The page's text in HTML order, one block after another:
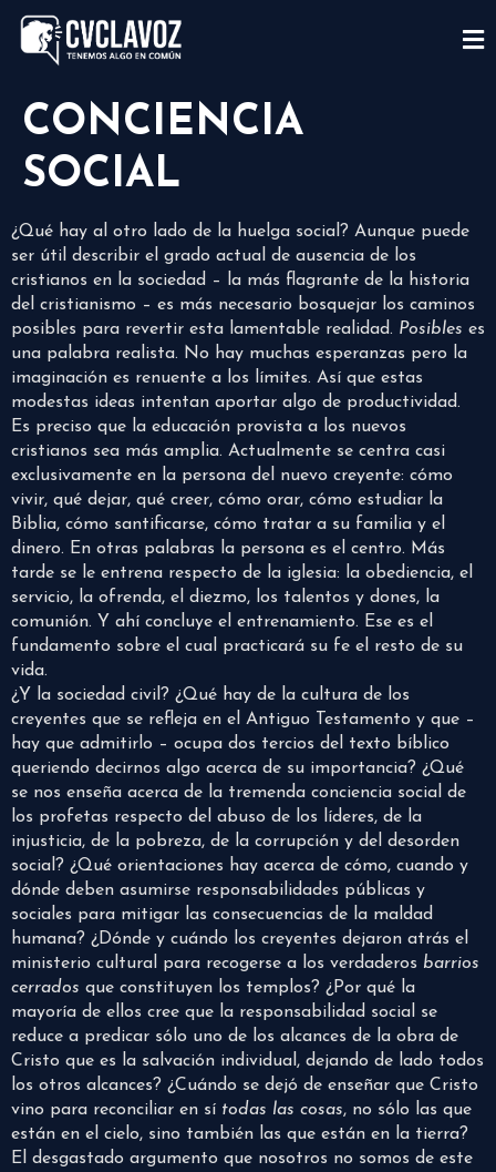
CONCIENCIA
SOCIAL
¿Qué hay al otro lado de la huelga social? Aunque puede
ser útil describir el grado actual de ausencia de los
cristianos en la sociedad – la más flagrante de la historia
del cristianismo – es más necesario bosquejar los caminos
posibles para revertir esta lamentable realidad. Posibles es
una palabra realista. No hay muchas esperanzas pero la
imaginación es renuente a los límites. Así que estas
modestas ideas intentan aportar algo de productividad.
Es preciso que la educación provista a los nuevos
cristianos sea más amplia. Actualmente se centra casi
exclusivamente en la persona del nuevo creyente: cómo
vivir, qué dejar, qué creer, cómo orar, cómo estudiar la
Biblia, cómo santificarse, cómo tratar a su familia y el
dinero. En otras palabras la persona es el centro. Más
tarde se le entrena respecto de la iglesia: la obediencia, el
servicio, la ofrenda, el diezmo, los talentos y dones, la
comunión. Y ahí concluye el entrenamiento. Ese es el
fundamento sobre el cual practicará su fe el resto de su
vida.
¿Y la sociedad civil? ¿Qué hay de la cultura de los
creyentes que se refleja en el Antiguo Testamento y que –
hay que admitirlo – ocupa dos tercios del texto bíblico
queriendo decirnos algo acerca de su importancia? ¿Qué
se nos enseña acerca de la tremenda conciencia social de
los profetas respecto del abuso de los líderes, de la
injusticia, de la pobreza, de la corrupción y del desorden
social? ¿Qué orientaciones hay acerca de cómo, cuando y
dónde deben asumirse responsabilidades públicas y
sociales para mitigar las consecuencias de la maldad
humana? ¿Dónde y cuándo los creyentes dejaron atrás el
ministerio cultural para recogerse a los verdaderos barrios
cerrados que constituyen los templos? ¿Por qué la
mayoría de ellos cree que la responsabilidad social se
reduce a predicar sólo uno de los alcances de la obra de
Cristo que es la salvación individual, dejando de lado todos
los otros alcances? ¿Cuándo se dejó de enseñar que Cristo
vino para reconciliar en sí todas las cosas, no sólo las que
están en el cielo, sino también las que están en la tierra?
El desgastado argumento que nosotros no somos de este